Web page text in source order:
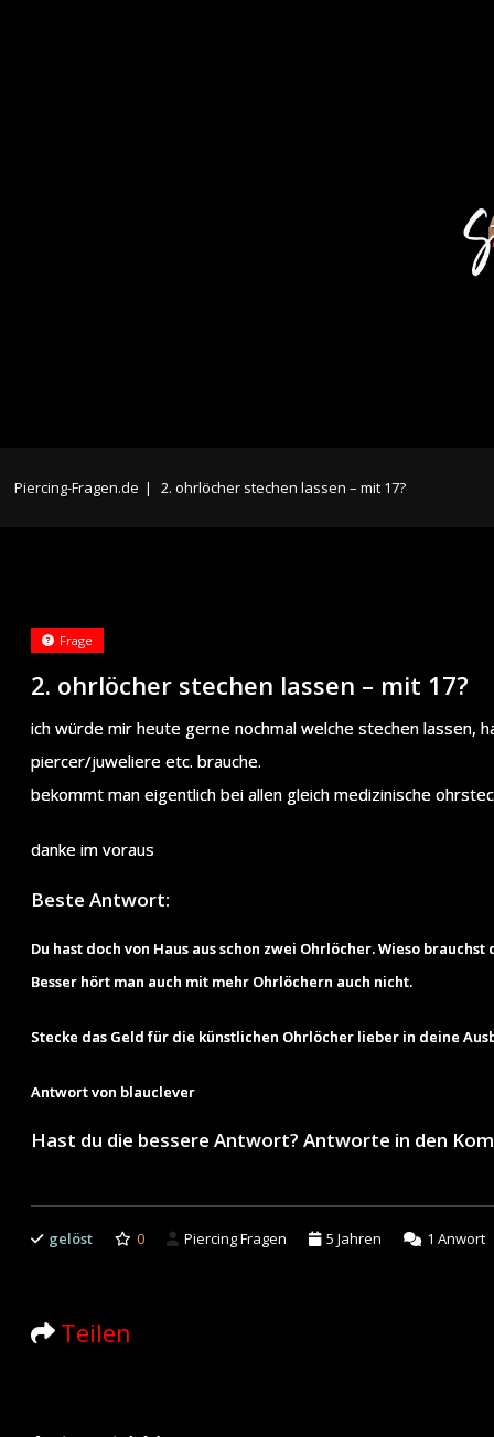
Piercing-Fragen.de | 2. ohrlöcher stechen lassen – mit 17?
2. ohrlöcher stechen lassen – mit 17?
Frage
ich würde mir heute gerne nochmal welche stechen lassen,
piercer/juweliere etc. brauche.
bekommt man eigentlich bei allen gleich medizinische
danke im voraus
Beste Antwort:
Du hast doch von Haus aus schon zwei Ohrlöcher. Wieso
Besser hört man auch mit mehr Ohrlöchern auch nicht.
Stecke das Geld für die künstlichen Ohrlöcher lieber in deine
Antwort von blauclever
Hast du die bessere Antwort? Antworte in den
gelöst 0 Piercing Fragen 5 Jahren 1 Anwort
Teilen